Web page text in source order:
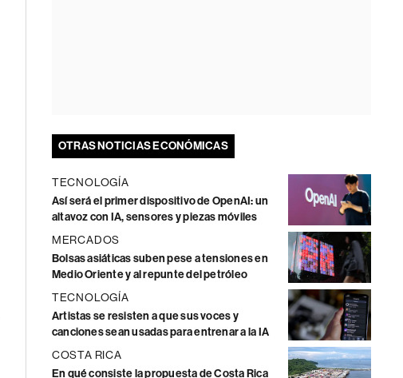
OTRAS NOTICIAS ECONÓMICAS
TECNOLOGÍA
Así será el primer dispositivo de OpenAI: un
altavoz con IA, sensores y piezas móviles
MERCADOS
Bolsas asiáticas suben pese a tensiones en
Medio Oriente y al repunte del petróleo
TECNOLOGÍA
Artistas se resisten a que sus voces y
canciones sean usadas para entrenar a la IA
COSTA RICA
En qué consiste la propuesta de Costa Rica